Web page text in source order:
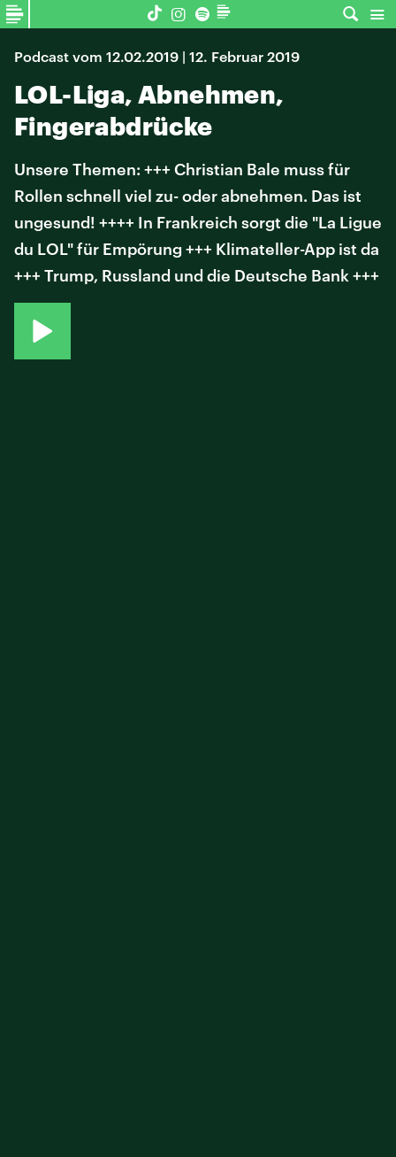
Podcast vom 12.02.2019 | 12. Februar 2019
LOL-Liga, Abnehmen,
Fingerabdrücke
Unsere Themen: +++ Christian Bale muss für
Rollen schnell viel zu- oder abnehmen. Das ist
ungesund! ++++ In Frankreich sorgt die "La Ligue
du LOL" für Empörung +++ Klimateller-App ist da
+++ Trump, Russland und die Deutsche Bank +++